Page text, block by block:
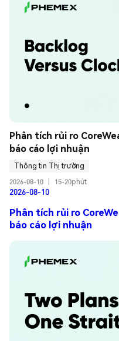
Phân tích rủi ro
báo cáo lợi nhuận
Thông tin Thị trường
2026-08-10
15-20phút
2026-08-10
Phân tích rủi ro
báo cáo lợi nhuận